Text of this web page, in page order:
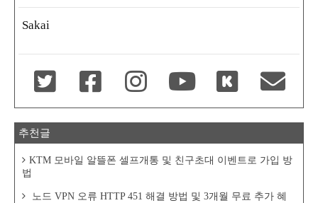
Sakai
추천글
KTM 모바일 알뜰폰 셀프개통 및 친구초대 이벤트로 가입 방
법
노드 VPN 오류 HTTP 451 해결 방법 및 3개월 무료 추가 혜